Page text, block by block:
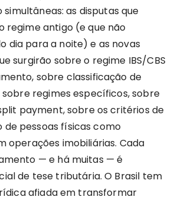
as disputas que
regime antigo (e que não
dia para a noite) e as novas
surgirão sobre o regime IBS/CBS
sobre classificação de
sobre regimes específicos, sobre
payment, sobre os critérios de
pessoas físicas como
operações imobiliárias. Cada
— e há muitas — é
de tese tributária. O Brasil tem
afiada em transformar